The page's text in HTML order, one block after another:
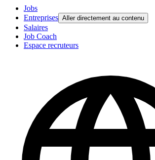
Jobs
Entreprises Aller directement au contenu
Salaires
Job Coach
Espace recruteurs